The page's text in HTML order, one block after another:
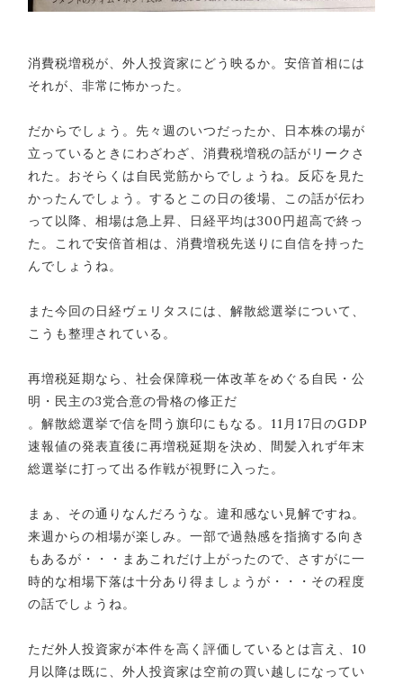
消費税増税が、外人投資家にどう映るか。安倍首相には
それが、非常に怖かった。
だからでしょう。先々週のいつだったか、日本株の場が
立っているときにわざわざ、消費税増税の話がリークさ
れた。おそらくは自民党筋からでしょうね。反応を見た
かったんでしょう。するとこの日の後場、この話が伝わ
って以降、相場は急上昇、日経平均は300円超高で終っ
た。これで安倍首相は、消費増税先送りに自信を持った
んでしょうね。
また今回の日経ヴェリタスには、解散総選挙について、
こうも整理されている。
再増税延期なら、社会保障税一体改革をめぐる自民・公
明・民主の3党合意の骨格の修正だ
。解散総選挙で信を問う旗印にもなる。11月17日のGDP
速報値の発表直後に再増税延期を決め、間髪入れず年末
総選挙に打って出る作戦が視野に入った。
まぁ、その通りなんだろうな。違和感ない見解ですね。
来週からの相場が楽しみ。一部で過熱感を指摘する向き
もあるが・・・まあこれだけ上がったので、さすがに一
時的な相場下落は十分あり得ましょうが・・・その程度
の話でしょうね。
ただ外人投資家が本件を高く評価しているとは言え、10
月以降は既に、外人投資家は空前の買い越しになってい